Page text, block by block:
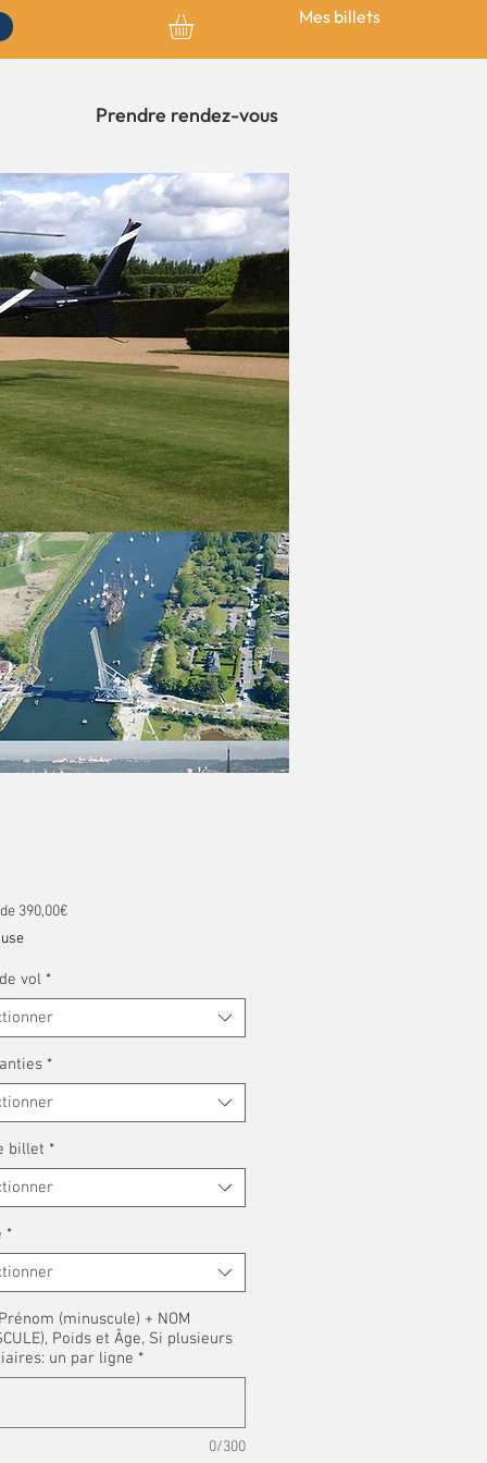
Mes billets
Prendre rendez-vous
390,00€Prix promotionnel
vol *
*
billet *
*
(minuscule) + NOM
Poids et Âge, Si plusieurs
un par ligne *
0/300